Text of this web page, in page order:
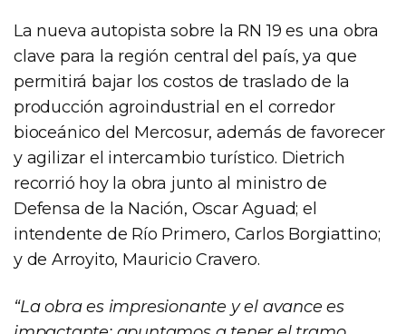
La nueva autopista sobre la RN 19 es una obra
clave para la región central del país, ya que
permitirá bajar los costos de traslado de la
producción agroindustrial en el corredor
bioceánico del Mercosur, además de favorecer
y agilizar el intercambio turístico. Dietrich
recorrió hoy la obra junto al ministro de
Defensa de la Nación, Oscar Aguad; el
intendente de Río Primero, Carlos Borgiattino;
y de Arroyito, Mauricio Cravero.
“La obra es impresionante y el avance es